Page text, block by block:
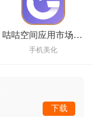
咕咕空间应用市场app
手机美化
下载